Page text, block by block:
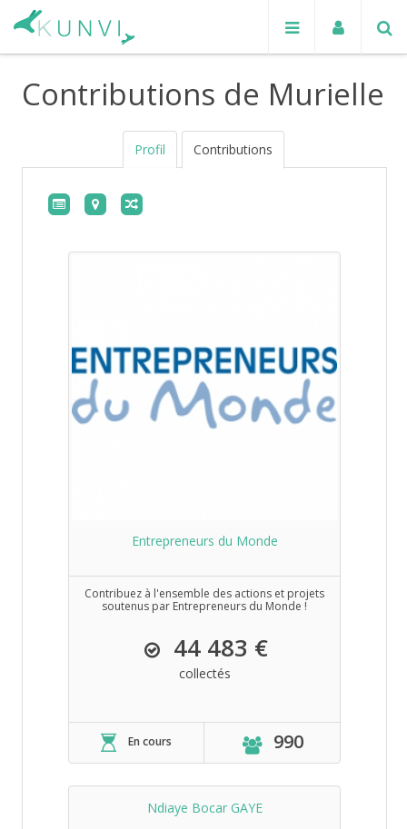
Contributions de Murielle
Profil Contributions
Entrepreneurs du Monde
Contribuez à l'ensemble des actions et projets
soutenus par Entrepreneurs du Monde !
44 483 €
collectés
En cours 990
Ndiaye Bocar GAYE